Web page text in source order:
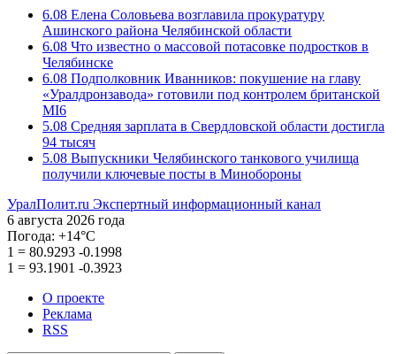
6.08 Елена Соловьева возглавила прокуратуру
Ашинского района Челябинской области
6.08 Что известно о массовой потасовке подростков в
Челябинске
6.08 Подполковник Иванников: покушение на главу
«Уралдронзавода» готовили под контролем британской
MI6
5.08 Средняя зарплата в Свердловской области достигла
94 тысяч
5.08 Выпускники Челябинского танкового училища
получили ключевые посты в Минобороны
УралПолит.ru Экспертный информационный канал
6 августа 2026 года
Погода: +14°С
1 = 80.9293 -0.1998
1 = 93.1901 -0.3923
О проекте
Реклама
RSS